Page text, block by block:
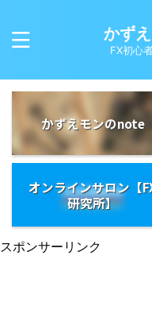
かず
FX初心
かずえモンのnote
オンラインサロン【
研究所】
スポンサーリンク